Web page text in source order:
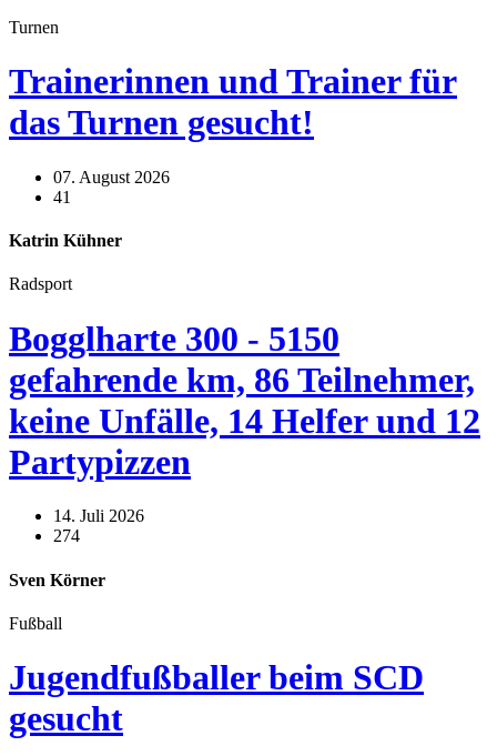
Turnen
Trainerinnen und Trainer für
das Turnen gesucht!
07. August 2026
41
Katrin Kühner
Radsport
Bogglharte 300 - 5150
gefahrende km, 86 Teilnehmer,
keine Unfälle, 14 Helfer und 12
Partypizzen
14. Juli 2026
274
Sven Körner
Fußball
Jugendfußballer beim SCD
gesucht